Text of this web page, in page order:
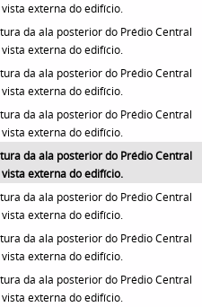
externa do edifício.
da ala posterior do Prédio Central
externa do edifício.
da ala posterior do Prédio Central
externa do edifício.
da ala posterior do Prédio Central
externa do edifício.
da ala posterior do Prédio Central
externa do edifício.
da ala posterior do Prédio Central
externa do edifício.
da ala posterior do Prédio Central
externa do edifício.
da ala posterior do Prédio Central
externa do edifício.